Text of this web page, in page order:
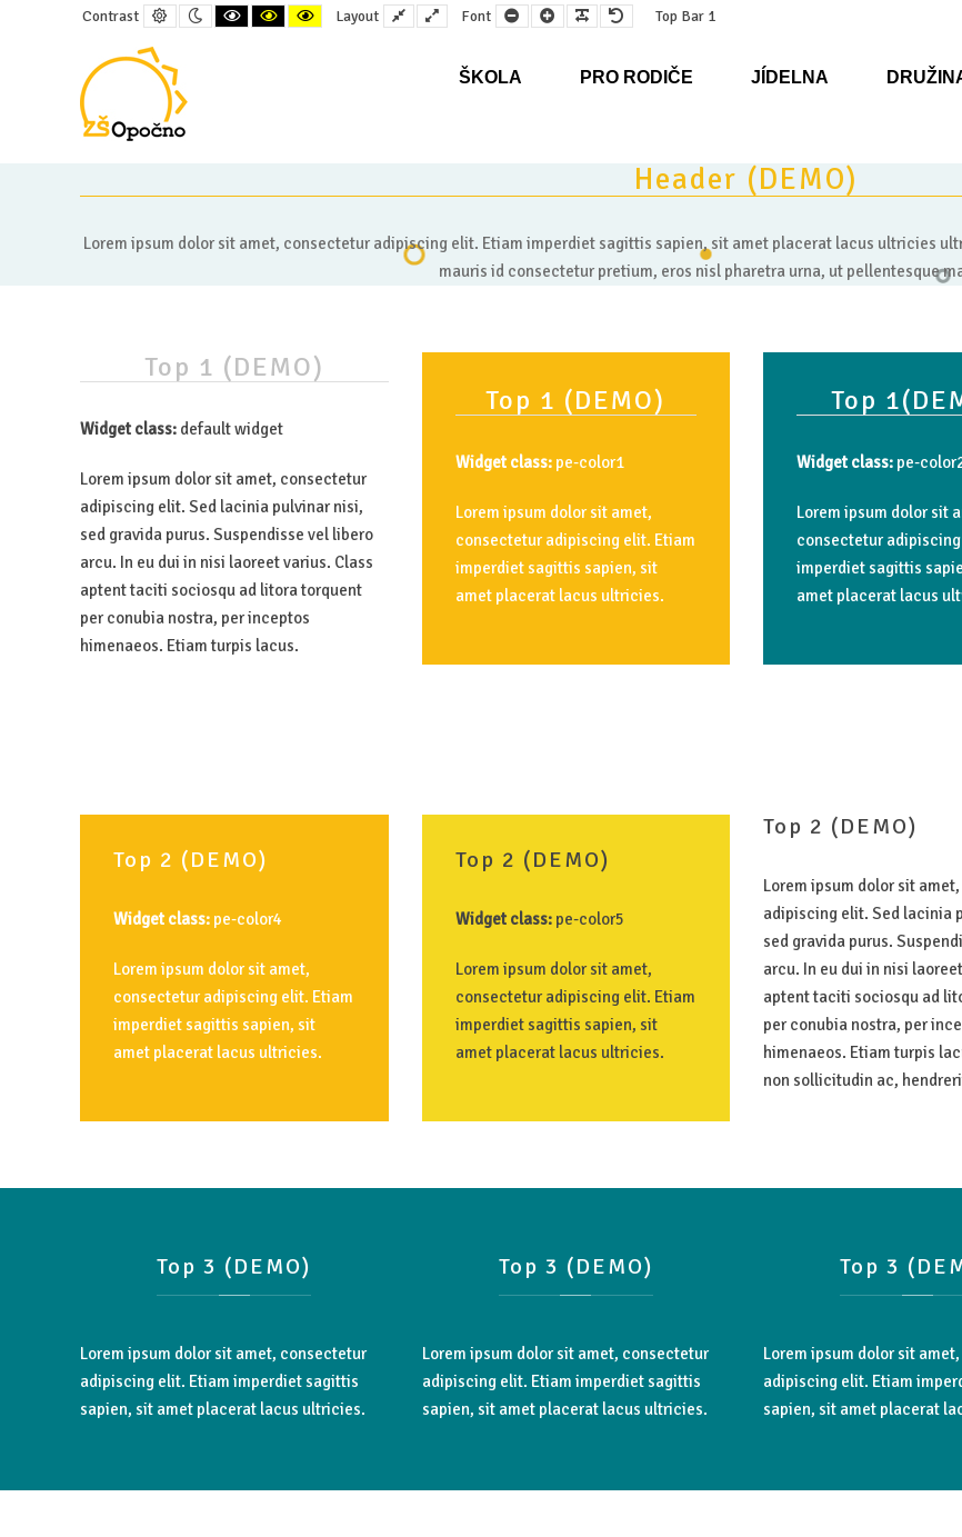
Contrast Default
contrast
Night
contrast
Black
and
Black
and
Yellow
and
Layout Fixed
layout
Wide
layout
Font Smaller
Font
Larger
Font
Readable
Font
Default
Font
Top Bar 1
ŠKOLA PRO RODIČE JÍDELNA
Header (DEMO)
Lorem ipsum dolor sit amet, consectetur adipiscing elit. Etiam imperdiet sagittis sapien, sit amet placerat lacus ultricies
mauris id consectetur pretium, eros nisl pharetra urna, ut pellentesque
Top 1 (DEMO)
Widget class: default widget
Lorem ipsum dolor sit amet, consectetur
adipiscing elit. Sed lacinia pulvinar nisi,
sed gravida purus. Suspendisse vel libero
arcu. In eu dui in nisi laoreet varius. Class
aptent taciti sociosqu ad litora torquent
per conubia nostra, per inceptos
himenaeos. Etiam turpis lacus.
Top 1 (DEMO)
Widget class:pe-color1
Lorem ipsum dolor sit amet,
consectetur adipiscing elit. Etiam
imperdiet sagittis sapien, sit
amet placerat lacus ultricies.
Top
Widget class: pe-
Lorem ipsum dolor sit
consectetur
imperdiet sagittis
amet placerat lacus
Top 2 (DEMO)
Widget class: pe-color4
Lorem ipsum dolor sit amet,
consectetur adipiscing elit. Etiam
imperdiet sagittis sapien, sit
amet placerat lacus ultricies.
Top 2 (DEMO)
Widget class:pe-color5
Lorem ipsum dolor sit amet,
consectetur adipiscing elit. Etiam
imperdiet sagittis sapien, sit
amet placerat lacus ultricies.
Top 2 (DEMO)
Lorem ipsum dolor sit
adipiscing elit. Sed lacinia
sed gravida purus.
arcu. In eu dui in nisi
aptent taciti sociosqu ad
per conubia nostra, per
himenaeos. Etiam turpis
non sollicitudin ac,
Top 3 (DEMO)
Lorem ipsum dolor sit amet, consectetur
adipiscing elit. Etiam imperdiet sagittis
sapien, sit amet placerat lacus ultricies.
Top 3 (DEMO)
Lorem ipsum dolor sit amet, consectetur
adipiscing elit. Etiam imperdiet sagittis
sapien, sit amet placerat lacus ultricies.
Top 3
Lorem ipsum dolor sit
adipiscing elit. Etiam
sapien, sit amet placerat